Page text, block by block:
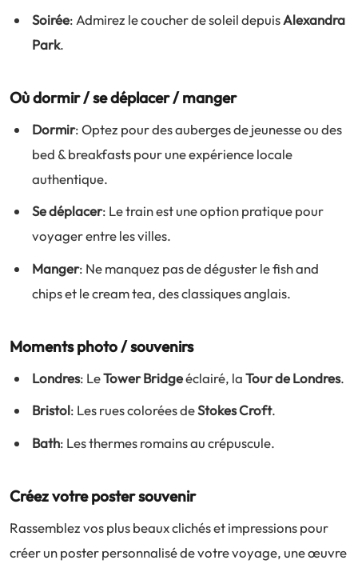
Soirée: Admirez le coucher de soleil depuisAlexandra
Park.
Où dormir / se déplacer / manger
Dormir: Optez pour des auberges de jeunesse ou des
bed & breakfasts pour une expérience locale
authentique.
Se déplacer: Le train est une option pratique pour
voyager entre les villes.
Manger: Ne manquez pas de déguster le fish and
chips et le cream tea, des classiques anglais.
Moments photo / souvenirs
Londres: LeTower Bridgeéclairé, laTour de Londres.
Bristol: Les rues colorées deStokes Croft.
Bath: Les thermes romains au crépuscule.
Créez votre poster souvenir
Rassemblez vos plus beaux clichés et impressions pour
créer un poster personnalisé de votre voyage, une œuvre